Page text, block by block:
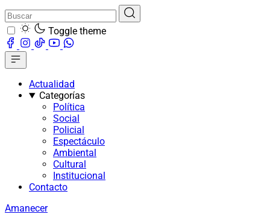
Toggle theme
Actualidad
Categorías
Política
Social
Policial
Espectáculo
Ambiental
Cultural
Institucional
Contacto
Amanecer